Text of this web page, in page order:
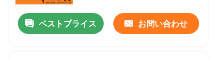
ベストプライス お問い合わせ